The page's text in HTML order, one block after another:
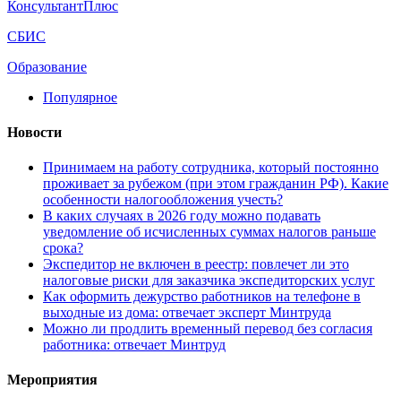
КонсультантПлюс
СБИС
Образование
Популярное
Новости
Принимаем на работу сотрудника, который постоянно
проживает за рубежом (при этом гражданин РФ). Какие
особенности налогообложения учесть?
В каких случаях в 2026 году можно подавать
уведомление об исчисленных суммах налогов раньше
срока?
Экспедитор не включен в реестр: повлечет ли это
налоговые риски для заказчика экспедиторских услуг
Как оформить дежурство работников на телефоне в
выходные из дома: отвечает эксперт Минтруда
Можно ли продлить временный перевод без согласия
работника: отвечает Минтруд
Мероприятия